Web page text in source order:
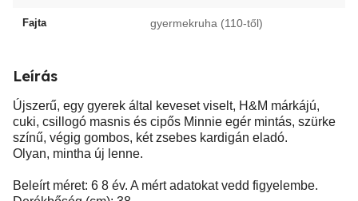
Fajta gyermekruha (110-től)
Leírás
Újszerű, egy gyerek által keveset viselt, H&M márkájú,
cuki, csillogó masnis és cipős Minnie egér mintás, szürke
színű, végig gombos, két zsebes kardigán eladó.
Olyan, mintha új lenne.
Beleírt méret: 6 8 év. A mért adatokat vedd figyelembe.